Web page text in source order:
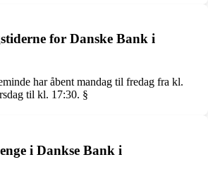
for Danske Bank i
har åbent mandag til fredag fra kl.
til kl. 17:30. §
i Dankse Bank i